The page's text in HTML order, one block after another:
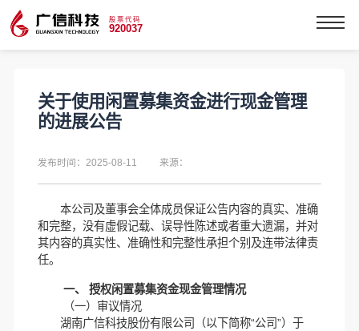
股票代码
920037
关于使用闲置募集资金进行现金管理
的进展公告
发布时间：2025-08-11 来源：
本公司及董事会全体成员保证公告内容的真实、准确
和完整，没有虚假记载、误导性陈述或者重大遗漏，并对
其内容的真实性、准确性和完整性承担个别及连带法律责
任。
一、 授权闲置募集资金现金管理情况
（一）审议情况
湖南广信科技股份有限公司（以下简称“公司”）于